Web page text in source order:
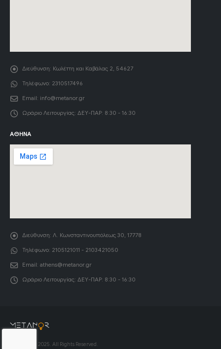
Διεύθυνση: Κωλέττη και Καβάλας 2, 54627
Τηλέφωνο: 2310517496
Email: info@metanor.gr
Ωράριο Λειτουργίας: ΔΕΥ-ΠΑΡ: 8:30 - 16:30
ΑΘΉΝΑ
Διεύθυνση: Λ. Κωνσταντινουπόλεως 30, 17778
Τηλέφωνο: 2105121011 - 2103421050
Email: athens@metanor.gr
Ωράριο Λειτουργίας: ΔΕΥ-ΠΑΡ: 8:30 - 16:30
© Copyright 2025. All Rights Reserved.